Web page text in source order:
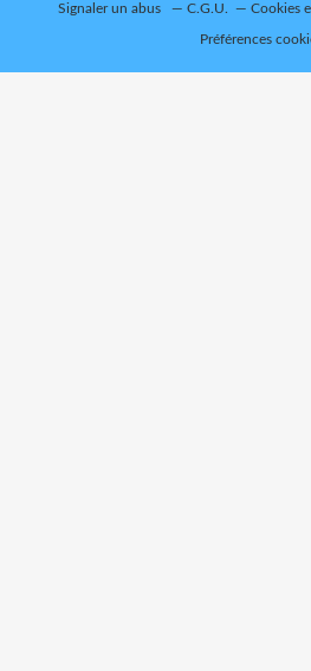
Signaler un abus C.G.U. Cookies
Préférences